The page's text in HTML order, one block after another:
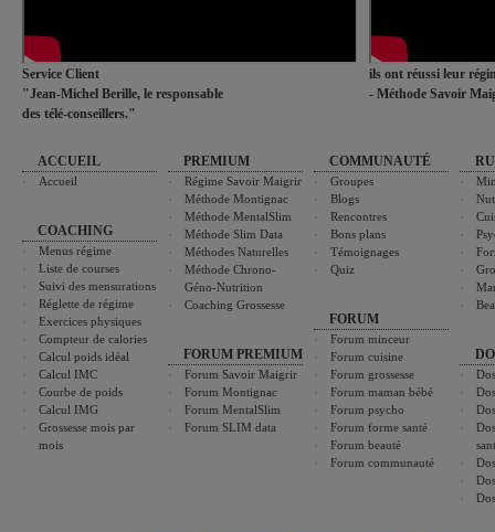
Service Client
"Jean-Michel Berille, le responsable
des télé-conseillers."
ils ont réussi leur
- Méthode Savoir
ACCUEIL
Accueil
COACHING
Menus régime
Liste de courses
Suivi des mensurations
Réglette de régime
Exercices physiques
Compteur de calories
Calcul poids idéal
Calcul IMC
Courbe de poids
Calcul IMG
Grossesse mois par
mois
PREMIUM
Régime Savoir Maigrir
Méthode Montignac
Méthode MentalSlim
Méthode Slim Data
Méthodes Naturelles
Méthode Chrono-
Géno-Nutrition
Coaching Grossesse
FORUM PREMIUM
Forum Savoir Maigrir
Forum Montignac
Forum MentalSlim
Forum SLIM data
COMMUNAUTÉ
Groupes
Blogs
Rencontres
Bons plans
Témoignages
Quiz
FORUM
Forum minceur
Forum cuisine
Forum grossesse
Forum maman bébé
Forum psycho
Forum forme santé
Forum beauté
Forum communauté